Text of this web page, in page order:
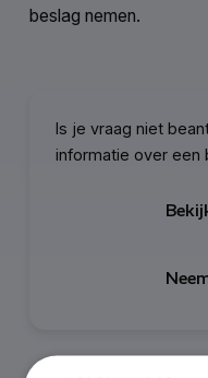
beslag nemen.
Is je vraag niet
informatie over een